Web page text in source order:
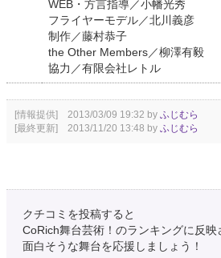
WEB・方言指導／小幡光秀
フライヤーモデル／北川義彦
制作／藤村恭子
the Other Members／柳澤有毅
協力／有限会社レトル
[情報提供] 2013/03/09 19:32 by ふじむら
[最終更新] 2013/11/20 13:48 by ふじむら
クチコミを投稿すると
CoRich舞台芸術！のランキングに反映
面白そうな舞台を応援しましょう！